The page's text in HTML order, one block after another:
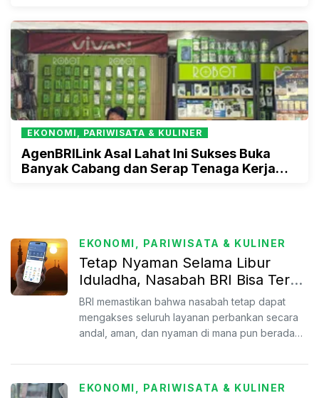
EKONOMI, PARIWISATA & KULINER
AgenBRILink Asal Lahat Ini Sukses Buka
Banyak Cabang dan Serap Tenaga Kerja
EKONOMI, PARIWISATA & KULINER
Tetap Nyaman Selama Libur
Iduladha, Nasabah BRI Bisa Terus
Transaksi Melalui Layanan Digital
Hingga Layanan Weekend
Banking
BRI memastikan bahwa nasabah tetap dapat
mengakses seluruh layanan perbankan secara
andal, aman, dan nyaman di mana pun berada
EKONOMI, PARIWISATA & KULINER